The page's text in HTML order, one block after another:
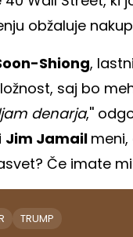
obžaluje
Shiong,
saj bo
denarja,''
Jim Jamail
Če imate
TRUMP